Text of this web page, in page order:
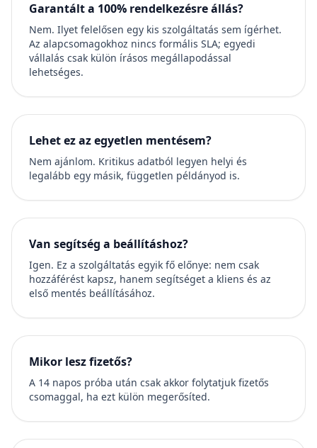
Garantált a 100% rendelkezésre állás?
Nem. Ilyet felelősen egy kis szolgáltatás sem ígérhet.
Az alapcsomagokhoz nincs formális SLA; egyedi
vállalás csak külön írásos megállapodással
lehetséges.
Lehet ez az egyetlen mentésem?
Nem ajánlom. Kritikus adatból legyen helyi és
legalább egy másik, független példányod is.
Van segítség a beállításhoz?
Igen. Ez a szolgáltatás egyik fő előnye: nem csak
hozzáférést kapsz, hanem segítséget a kliens és az
első mentés beállításához.
Mikor lesz fizetős?
A 14 napos próba után csak akkor folytatjuk fizetős
csomaggal, ha ezt külön megerősíted.